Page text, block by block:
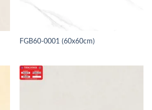
FGB60-0001 (60x60cm)